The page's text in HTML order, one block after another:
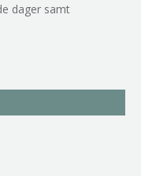
dager samt